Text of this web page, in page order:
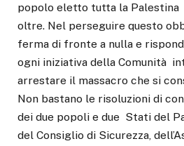
popolo eletto tutta la Palestina
oltre. Nel perseguire questo
ferma di fronte a nulla e
ogni iniziativa della Comunità
arrestare il massacro che si
Non bastano le risoluzioni di
dei due popoli e due Stati del
del Consiglio di Sicurezza,